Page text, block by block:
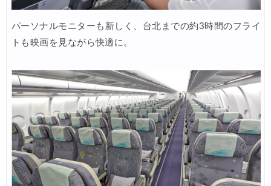
04/25 楽天トラベル) 海外ツアー 最大30,000円OFFクーポン
Trip.com) 海外航空券(アジア・ハワイ) 6,900円~
04/23 Trip.com) 航空券＋ホテル 最大5,000円OFFクーポン
04/23 Trip.com) 海外航空券 最大2,500円OFFクーポン
04/22 JAL) 海外航空券+ホテルタイムセール
04/22 JAL) 海外航空券+ホテル 最大40,000円OFFクーポン
04/20 HIS) 海外航空券タイムセール
パーソナルモニターも新しく、台北までの約3時間のフライ
トも映画を見ながら快適に。